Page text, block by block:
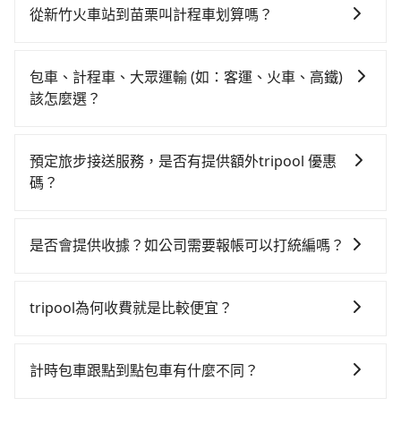
區) 前往最靠近的新竹高鐵站，叫一輛計程車花費約400
（平均10分）的高鐵從新竹站前往苗栗高鐵站，每人票
價140元，再用5分鐘出站、等待車站前排班的計程車，
鐘，假設5位同行，高鐵加轉乘之平均每人花費為420
元。但如果全程使用tripool並到府專車接送，則每人平
浪費33分鐘在轉乘與等車上，現在還不馬上來預約
對的時間彈性，最重要的是你當天就要來回，那在新竹
公里再額外加收$3.2，從新竹火車站到苗栗的花費預估
為$800~1,250（金額差異來自於平假日、車款差異、抵
能的罰單都需自付。再者，和運的iRent只提供最基本的
車型，如Toyota Yaris、Prius C、Vios這類乘坐體驗較
況，打開車門才發現仍有上一組乘客遺留的垃圾或者撞
用戶卻遲遲尚未歸還，又或者要還車時卻偏偏找不到停
使用時還是有其區域的限制，實際可停靠的地點與你的
從新竹火車站到苗栗叫計程車划算嗎？
灣大車隊、Uber、Line Taxi、Yoxi等，如果在路邊攔不
到車，也可考慮打電話至新竹火車站附近的計程車隊，
改選tripool的專車服務可再更便宜。但如果要考慮到回
程，苗栗縣僅有合法計程車約380輛，數量約為新竹市的
宜，但當你們人數超過四位時，叫兩輛計程車的費用就
包車、計程車、大眾運輸 (如：客運、火車、高鐵)
該怎麼選？
擇： 預算：不同交通工具價格不同，可先確定您的預
算。計程車最貴，而大眾運輸通常較便宜。 行程：需多
車。 旅行人數：人數多時包車較方便舒適且每個人攤提
車，不趕時間即可選用大眾運輸。 便利性：需要便利性
預定旅步接送服務，是否有提供額外tripool 優惠
碼？
折優惠，只需在預定去程時勾選下方選項：「預定來
是否會提供收據？如公司需要報帳可以打統編嗎？
旅行業代收轉付電子收據，如果公司需要報公帳，在預
帳，完全符合台灣的法律規範。
tripool為何收費就是比較便宜？
一次使用tripool的會擔心價格比市價便宜不少，是不是
計時包車跟點到點包車有什麼不同？